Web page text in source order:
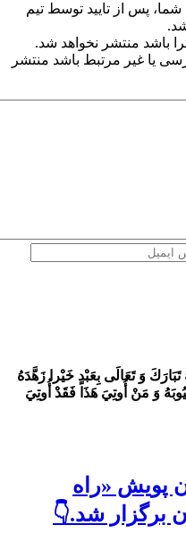
پس از تایید توسط تیم
باشد منتشر نخواهد شد.
یا غیر مرتبط باشد منتشر
تَبَارَكَ وَ تَعَالَى بِعَبْدٍ خَيْرا زَهَّدَهُ
وَ مَنْ أُوتِيَ هَذَا فَقَدْ أُوتِيَ
پویش «راه
شد.👇